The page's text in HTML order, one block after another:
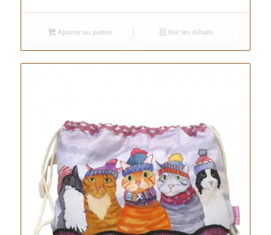
Ajouter au panier Voir les détails